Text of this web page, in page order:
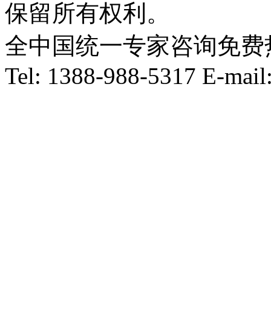
保留所有权利。
全中国统一专家咨询免费
Tel: 1388-988-5317 E-